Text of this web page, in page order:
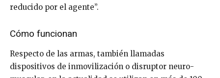
reducido por el agente”.
Cómo funcionan
Respecto de las armas, también llamadas
dispositivos de inmovilización o disruptor neuro-